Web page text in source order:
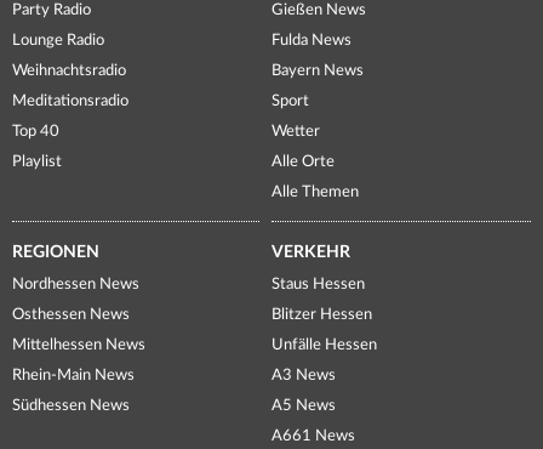
Party Radio
Lounge Radio
Weihnachtsradio
Meditationsradio
Top 40
Playlist
Gießen News
Fulda News
Bayern News
Sport
Wetter
Alle Orte
Alle Themen
REGIONEN
Nordhessen News
Osthessen News
Mittelhessen News
Rhein-Main News
Südhessen News
VERKEHR
Staus Hessen
Blitzer Hessen
Unfälle Hessen
A3 News
A5 News
A661 News